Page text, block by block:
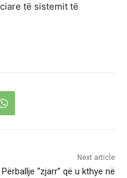
të sistemit të
Next article
Përballje “zjarr” që u kthye në